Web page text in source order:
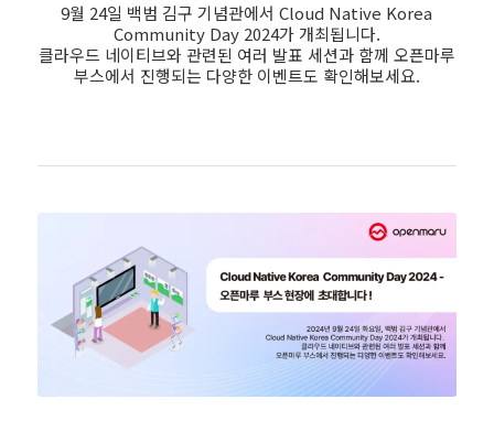
9월 24일 백범 김구 기념관에서 Cloud Native Korea
Community Day 2024가 개최됩니다.
클라우드 네이티브와 관련된 여러 발표 세션과 함께 오픈마루
부스에서 진행되는 다양한 이벤트도 확인해보세요.